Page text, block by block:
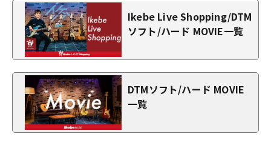
Ikebe Live Shopping/DTM
ソフト/ハード MOVIE一覧
DTMソフト/ハード MOVIE
一覧